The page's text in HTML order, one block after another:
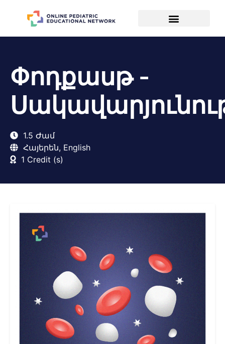
Փոդքասթ -
1.5 Ժամ
Հայերեն, English
1 Credit (s)